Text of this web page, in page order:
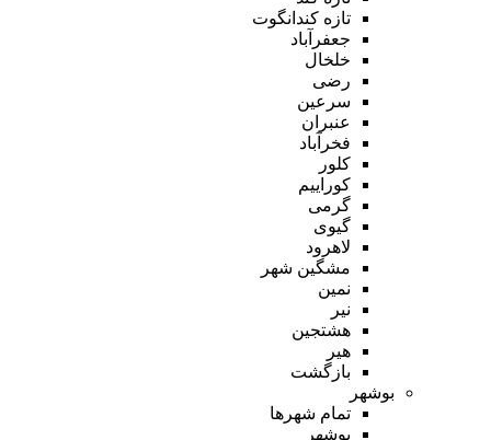
تازه کندانگوت
جعفرآباد
خلخال
رضی
سرعین
عنبران
فخرآباد
کلور
کوراییم
گرمی
گیوی
لاهرود
مشگین شهر
نمین
نیر
هشتجین
هیر
بازگشت
بوشهر
تمام شهر‌ها
بوشهر